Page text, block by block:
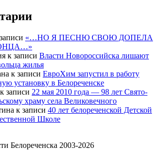
«…НО Я ПЕСНЮ СВОЮ ДОПЕЛА
к записи Власти Новороссийска лишают
жилья
к записи ЕвроХим запустил в работу
установку в Белореченске
к записи 22 мая 2010 года — 98 лет Свято-
храму села Великовечного
к записи 40 лет белореченской Детской
Школе
Белореченска 2003-2026